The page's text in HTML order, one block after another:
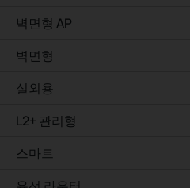
벽면형 AP
벽면형
실외용
L2+ 관리형
스마트